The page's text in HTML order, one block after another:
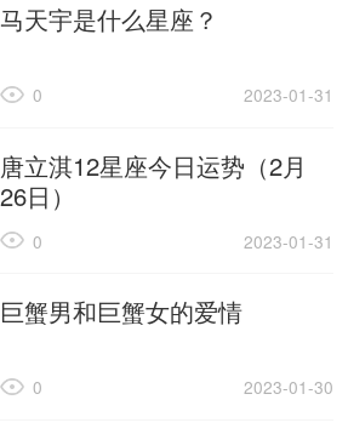
马天宇是什么星座？
2023-01-31
0
唐立淇12星座今日运势（2月
26日）
2023-01-31
0
巨蟹男和巨蟹女的爱情
2023-01-30
0